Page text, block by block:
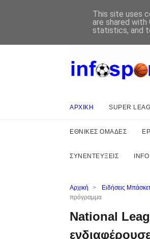
ΑΡΧΙΚΗ SUPER
ΕΘΝΙΚΕΣ ΟΜΑΔΕΣ
ΣΥΝΕΝΤΕΥΞΕΙΣ
Αρχική > Ειδήσεις
πρόγραμμα
National
This site uses
are shared
statistics, and